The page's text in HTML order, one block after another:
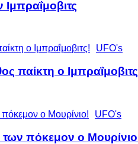
UFO's
παίκτη ο
UFO's
πόκεμον ο